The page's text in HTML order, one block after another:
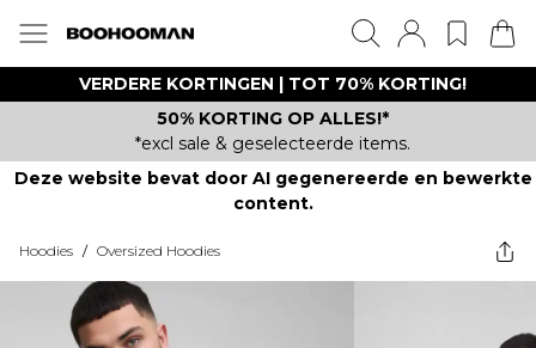
VERDERE KORTINGEN | TOT 70% KORTING!
50% KORTING OP ALLES!*
*excl sale & geselecteerde items.
Deze website bevat door AI gegenereerde en bewerkte
content.
Hoodies / Oversized Hoodies